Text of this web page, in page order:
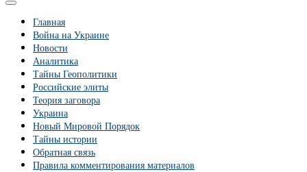
Главная
Война на Украине
Новости
Аналитика
Тайны Геополитики
Российские элиты
Теория заговора
Украина
Новый Мировой Порядок
Тайны истории
Обратная связь
Правила комментирования материалов